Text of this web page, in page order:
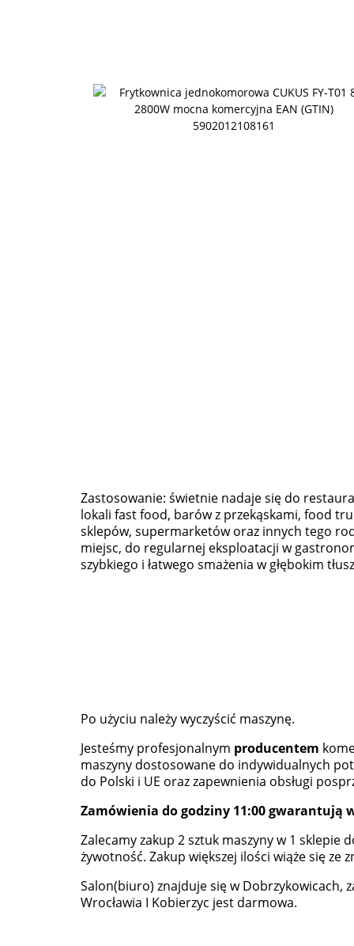
Zastosowanie: świetnie nadaje się do
lokali fast food, barów z przekąskami, food
sklepów, supermarketów oraz innych tego
miejsc, do regularnej eksploatacji w
szybkiego i łatwego smażenia w głębokim
Po użyciu należy wyczyścić maszynę.
Jesteśmy profesjonalnym producentem
maszyny dostosowane do indywidualnych
do Polski i UE oraz zapewnienia obsługi
Zamówienia do godziny 11:00 gwarantują
Zalecamy zakup 2 sztuk maszyny w 1 sklepie
żywotność. Zakup większej ilości wiąże się ze
Salon(biuro) znajduje się w Dobrzykowicach,
Wrocławia I Kobierzyc jest darmowa.